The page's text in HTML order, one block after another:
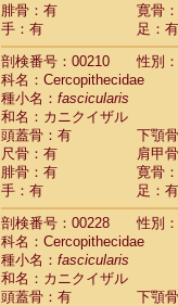
腓骨：有
寛骨
手：有
足：有
剖検番号：00210
性別
科名：Cercopithecidae
種小名： fascicularis
和名：カニクイザル
頭蓋骨：有
下顎
尺骨：有
肩甲
腓骨：有
寛骨
手：有
足：有
剖検番号：00228
性別
科名：Cercopithecidae
種小名： fascicularis
和名：カニクイザル
頭蓋骨：有
下顎